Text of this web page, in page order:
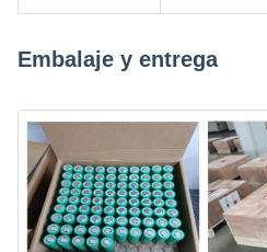
Embalaje y entrega